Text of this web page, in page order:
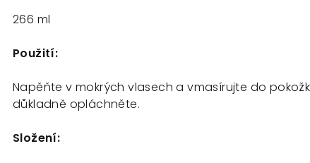
266 ml
Použití:
Napěňte v mokrých vlasech a vmasírujte do
důkladně opláchněte.
Složení: